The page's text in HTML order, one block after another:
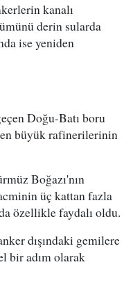
kanalı
derin sularda
ise yeniden
Doğu-Batı boru
en büyük rafinerilerinin
Boğazı'nın
üç kattan fazla
özellikle faydalı oldu.
dışındaki gemilere
bir adım olarak